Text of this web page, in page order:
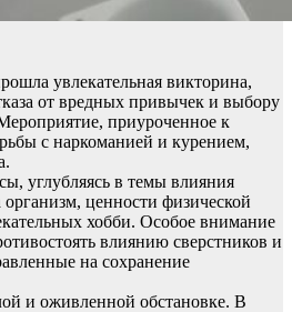
увлекательная викторина,
от вредных привычек и выбору
приуроченное к
с наркоманией и курением,
углубляясь в темы влияния
ценности физической
хобби. Особое внимание
влиянию сверстников и
на сохранение
и оживленной обстановке. В